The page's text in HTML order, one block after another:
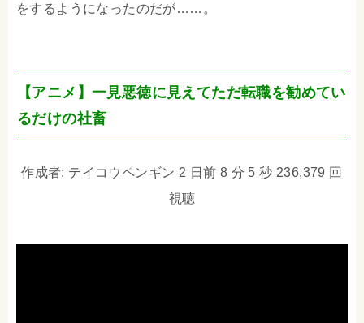
をするようになったのだが……。
【アニメ】一見悪徳に見えてただ転職を勧めてい
るだけの社畜
作成者: テイコウペンギン 2 日前 8 分 5 秒 236,379 回
視聴